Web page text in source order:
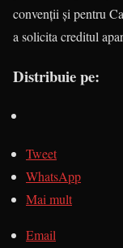
convenţii şi pentru
a solicita creditul
Distribuie pe:
Tweet
WhatsApp
Mai mult
Email